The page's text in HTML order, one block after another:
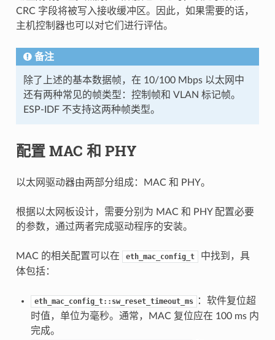
CRC 字段将被写入接收缓冲区。因此，如果需要的话，
主机控制器也可以对它们进行评估。
备注
除了上述的基本数据帧，在 10/100 Mbps 以太网中
还有两种常见的帧类型：控制帧和 VLAN 标记帧。
ESP-IDF 不支持这两种帧类型。
配置 MAC 和 PHY
以太网驱动器由两部分组成：MAC 和 PHY。
根据以太网板设计，需要分别为 MAC 和 PHY 配置必要
的参数，通过两者完成驱动程序的安装。
MAC 的相关配置可以在 eth_mac_config_t
中找到，具
体包括：
eth_mac_config_t::sw_reset_timeout_ms
：软件复位超
时值，单位为毫秒。通常，MAC 复位应在 100 ms 内
完成。